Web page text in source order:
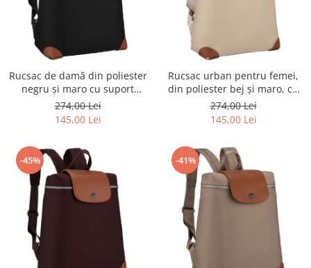
Rucsac de damă din poliester
negru și maro cu suport
pentru valiză - Peterson PTR-
PTN CPY-10-2942 BLAC
274,00 Lei
145,00 Lei
Rucsac urban pentru femei,
din poliester bej și maro, cu
închidere cu fermoar -
Peterson PTR-PTN CPY-10-
2959 ECRU
274,00 Lei
145,00 Lei
-45% -41%